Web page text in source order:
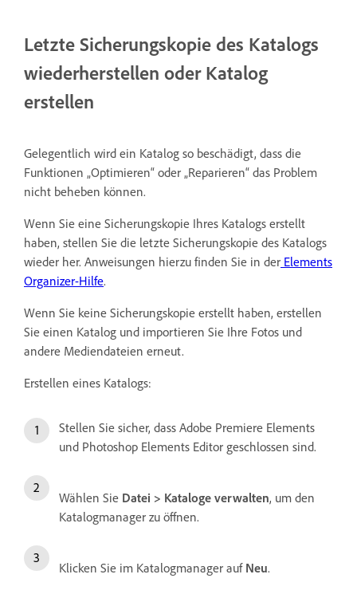
Letzte Sicherungskopie des Katalogs
wiederherstellen oder Katalog
erstellen
Gelegentlich wird ein Katalog so beschädigt, dass die
Funktionen „Optimieren“ oder „Reparieren“ das Problem
nicht beheben können.
Wenn Sie eine Sicherungskopie Ihres Katalogs erstellt
haben, stellen Sie die letzte Sicherungskopie des Katalogs
wieder her. Anweisungen hierzu finden Sie in der Elements
Organizer-Hilfe.
Wenn Sie keine Sicherungskopie erstellt haben, erstellen
Sie einen Katalog und importieren Sie Ihre Fotos und
andere Mediendateien erneut.
Erstellen eines Katalogs:
Stellen Sie sicher, dass Adobe Premiere Elements
und Photoshop Elements Editor geschlossen sind.
Wählen Sie Datei > Kataloge verwalten, um den
Katalogmanager zu öffnen.
Klicken Sie im Katalogmanager auf Neu.